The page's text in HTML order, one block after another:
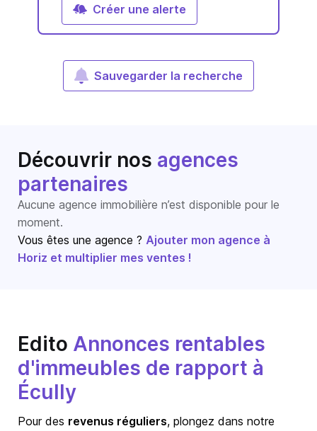
Créer une alerte
Sauvegarder la recherche
Découvrir nos agences
partenaires
Aucune agence immobilière n’est disponible pour le
moment.
Vous êtes une agence ? Ajouter mon agence à
Horiz et multiplier mes ventes !
Edito Annonces rentables
d'immeubles de rapport à
Écully
Pour des revenus réguliers, plongez dans notre